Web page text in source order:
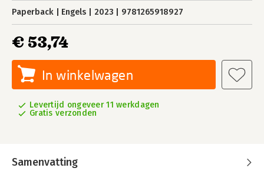
Paperback Engels 2023 9781265918927
€ 53,74
In winkelwagen
Levertijd ongeveer 11 werkdagen
Gratis verzonden
Samenvatting